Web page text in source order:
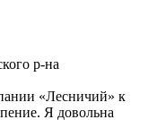
р-на
«Лесничий» к
Я довольна